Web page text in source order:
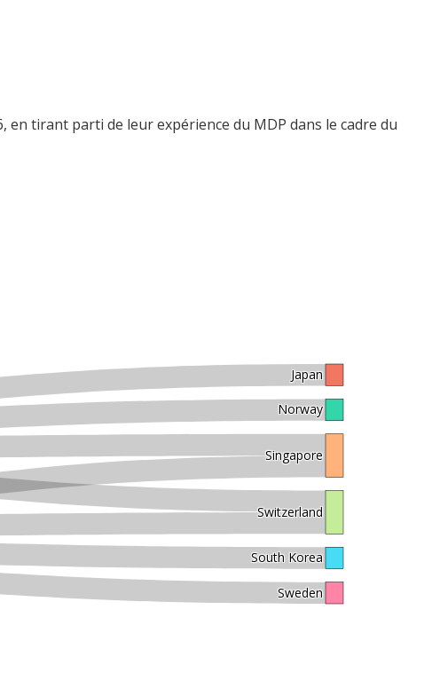
tirant parti de leur expérience du MDP dans le cadre du
Japan
Norway
Singapore
South Korea
Sweden
Switzerland